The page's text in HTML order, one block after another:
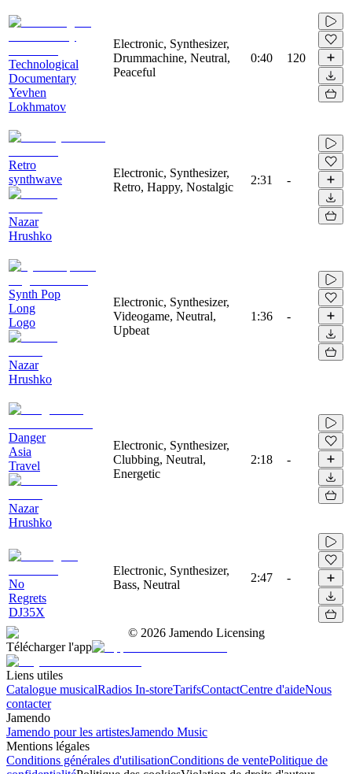
Technological
Documentary
Yevhen
Lokhmatov
Electronic, Synthesizer,
Drummachine, Neutral,
Peaceful
0:40 120
Retro
synthwave
Nazar
Hrushko
Electronic, Synthesizer,
Retro, Happy, Nostalgic
2:31 -
Synth Pop
Long
Logo
Nazar
Hrushko
Electronic, Synthesizer,
Videogame, Neutral,
Upbeat
1:36 -
Danger
Asia
Travel
Nazar
Hrushko
Electronic, Synthesizer,
Clubbing, Neutral,
Energetic
2:18 -
No
Regrets
DJ35X
Electronic, Synthesizer,
Bass, Neutral
2:47 -
© 2026 Jamendo Licensing
Télécharger l'app
Liens utiles
Catalogue musicalRadios In-storeTarifsContactCentre d'aideNous
contacter
Jamendo
Jamendo pour les artistesJamendo Music
Mentions légales
Conditions générales d'utilisationConditions de ventePolitique de